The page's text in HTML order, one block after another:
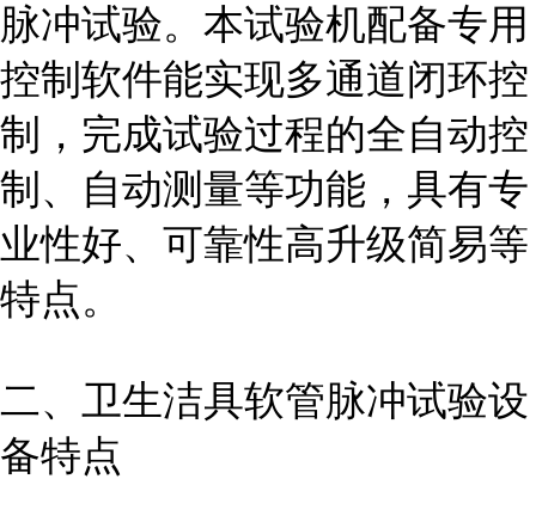
脉冲试验。本试验机配备专用
控制软件能实现多通道闭环控
制，完成试验过程的全自动控
制、自动测量等功能，具有专
业性好、可靠性高升级简易等
特点。
二、 卫生洁具软管脉冲试验设
备特点